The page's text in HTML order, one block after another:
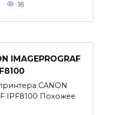
16
IMAGEPROGRAF
CANON
IPF8100 Похожее